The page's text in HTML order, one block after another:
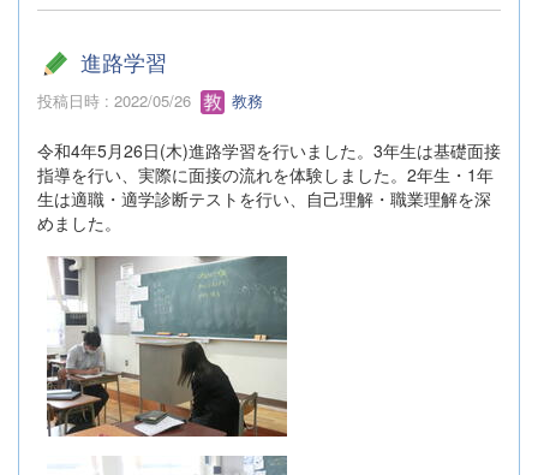
進路学習
投稿日時 : 2022/05/26 教務
令和4年5月26日(木)進路学習を行いました。3年生は基礎面接
指導を行い、実際に面接の流れを体験しました。2年生・1年
生は適職・適学診断テストを行い、自己理解・職業理解を深
めました。